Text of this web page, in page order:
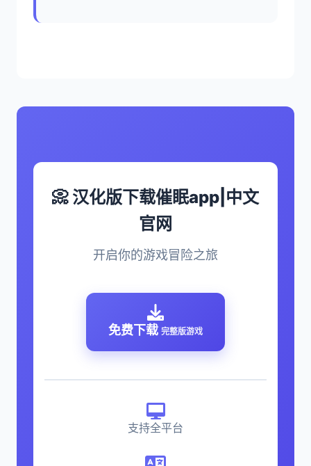
📀 汉化版下载催眠app|中文
官网
开启你的游戏冒险之旅
免费下载 完整版游戏
支持全平台